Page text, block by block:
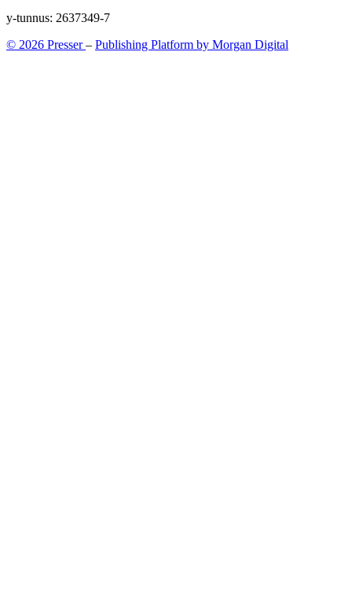
y-tunnus: 2637349-7
© 2026 Presser– Publishing Platform by Morgan Digital